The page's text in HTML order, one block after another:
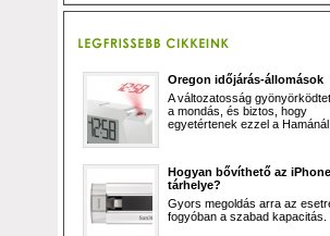
Oregon időjárás-állomások
A változatosság
a mondás, és biztos, hogy
egyetértenek ezzel a
Hogyan bővíthető az iPhone
tárhelye?
Gyors megoldás arra az
fogyóban a szabad kapacitás.